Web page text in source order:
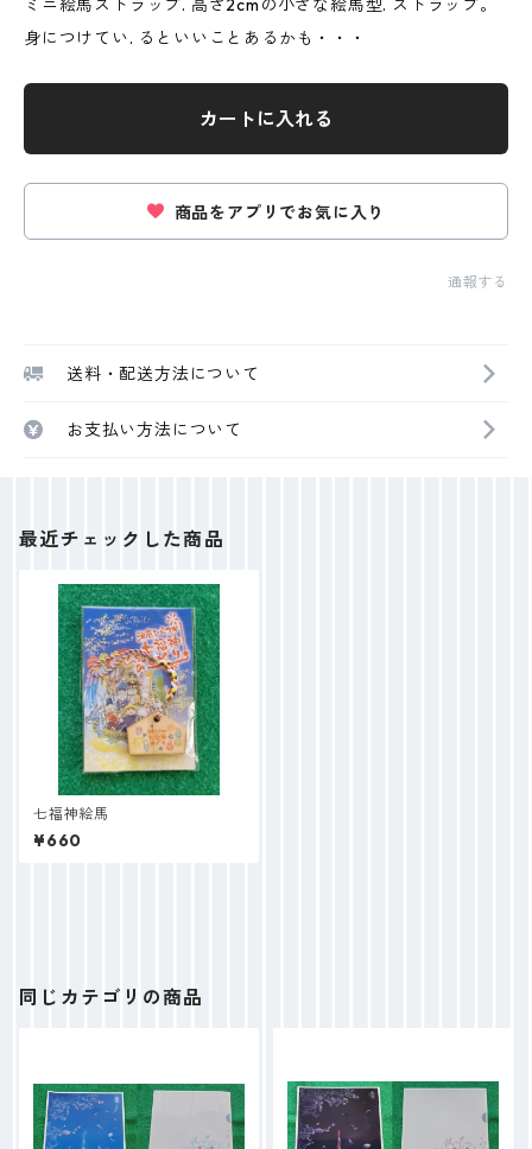
ミニ絵馬ストラップ. 高さ2cmの小さな絵馬型. ストラップ。
身につけてい. るといいことあるかも・・・
カートに入れる
商品をアプリでお気に入り
通報する
送料・配送方法について
お支払い方法について
最近チェックした商品
七福神絵馬
¥660
同じカテゴリの商品